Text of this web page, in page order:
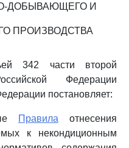
ДОБЫВАЮЩЕГО И
ПРОИЗВОДСТВА
342 части второй
Федерации
постановляет:
Правила отнесения
к некондиционным